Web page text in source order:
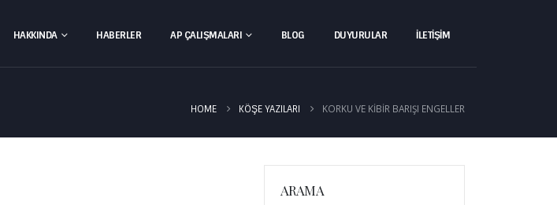
HAKKINDA HABERLER AP ÇALIŞMALARI BLOG DUYURULAR İLETIŞIM
HOME KÖŞE YAZILARI KORKU VE KIBIR BARIŞI ENGELLER
ARAMA